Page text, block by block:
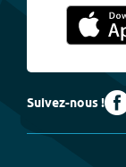
Suivez-nous !